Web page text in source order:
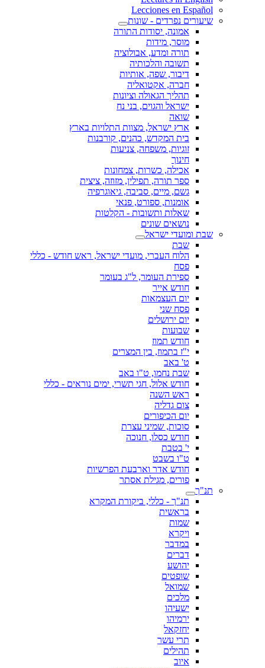
Lecciones en Español
שיעורים נפרדים - שונות
אמונה, יסודות התורה
מוסר, מידות
תורה ומדע, אבולוציה
תשובה והלכותיה
דיבור, שפה, אותיות
חברה, אקטואליה
תהליך הגאולה וציונות
ישראל והגוים, בני נח
שואה
ארץ ישראל, מצוות התלויות בארץ
בית המקדש, כהנים, קורבנות
זוגיות, משפחה, צניעות
חינוך
אכילה, כשרות, צמחונות
ספר תורה, תפילין, מזוזה, ציצית
גשם, מיים, סביבה, גיאוגרפיה
אומנות, ספורט, פנאי
שאלות ותשובות - הקלטות
נושאים שונים
שבת ומועדי ישראל
שבת
הלוח העברי, מועדי ישראל, ראש חודש - כללי
פסח
ספירת העומר, ל"ג בעומר
חודש אייר
יום העצמאות
פסח שני
יום ירושלים
שבועות
חודש תמוז
י"ז בתמוז, בין המצרים
ט' באב
שבת נחמו, ט"ו באב
חודש אלול, חגי תשרי, ימים נוראים - כללי
ראש השנה
צום גדליה
יום הכיפורים
סוכות, שמיני עצרת
חודש כסלו, חנוכה
י' בטבת
ט"ו בשבט
חודש אדר וארבעת הפרשיות
פורים, מגילת אסתר
תנ"ך
תנ"ך - כללי, ביקורת המקרא
בראשית
שמות
ויקרא
במדבר
דברים
יהושע
שופטים
שמואל
מלכים
ישעיהו
ירמיהו
יחזקאל
תרי עשר
תהילים
איוב